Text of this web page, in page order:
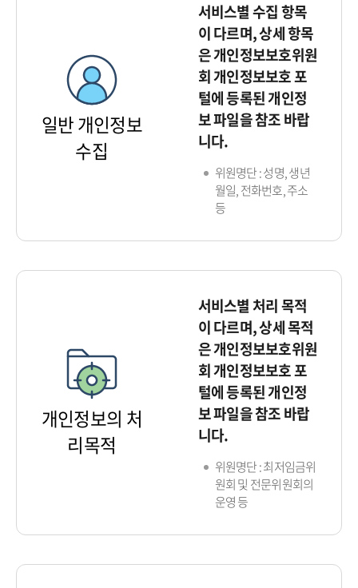
일반 개인정보
수집
서비스별 수집 항목
이 다르며, 상세 항목
은 개인정보보호위원
회 개인정보보호 포
털에 등록된 개인정
보 파일을 참조 바랍
니다.
위원명단 : 성명, 생년
월일, 전화번호, 주소
등
개인정보의 처
리목적
서비스별 처리 목적
이 다르며, 상세 목적
은 개인정보보호위원
회 개인정보보호 포
털에 등록된 개인정
보 파일을 참조 바랍
니다.
위원명단 : 최저임금위
원회 및 전문위원회의
운영 등